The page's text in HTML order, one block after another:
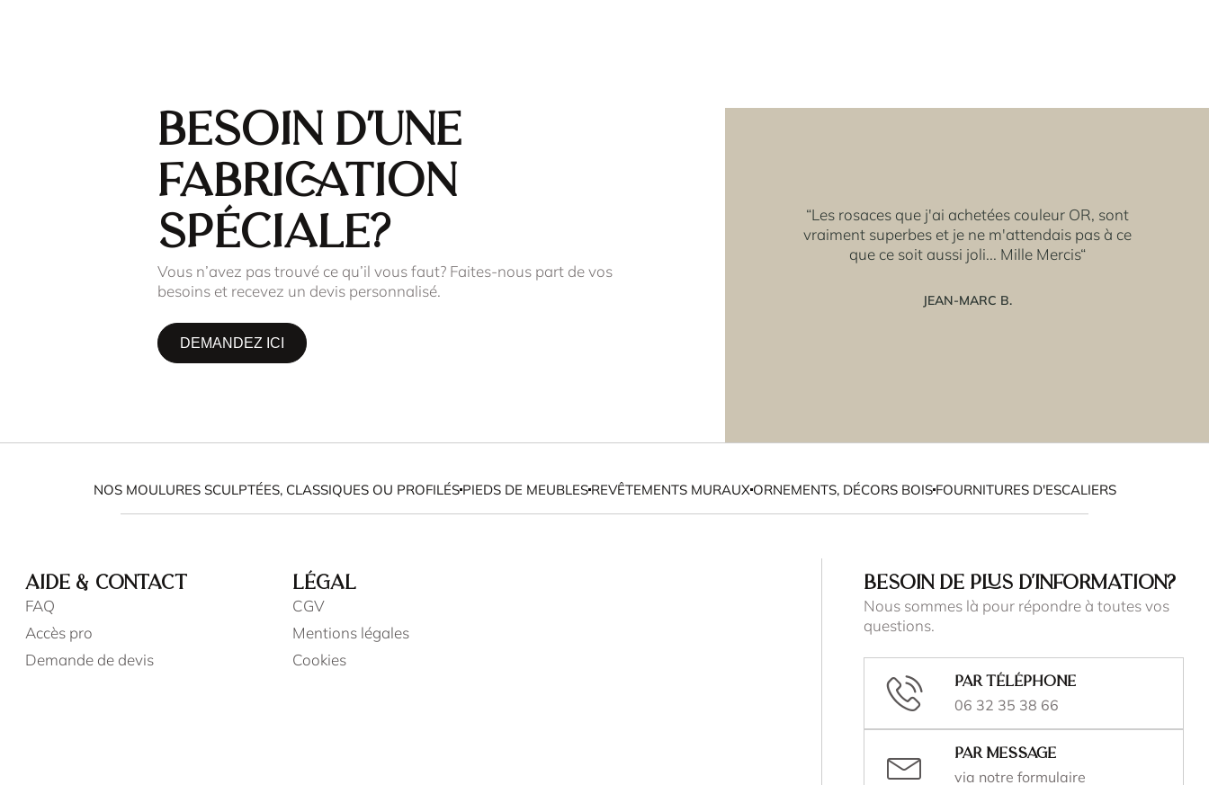
Besoin d'une
fabrication
spéciale?
Vous n’avez pas trouvé ce qu’il vous faut? Faites-nous part de vos
besoins et recevez un devis personnalisé.
DEMANDEZ ICI
“Les rosaces que j'ai achetées couleur OR, sont
vraiment superbes et je ne m'attendais pas à ce
que ce soit aussi joli... Mille Mercis“
JEAN-MARC B.
NOS MOULURES SCULPTÉES, CLASSIQUES OU PROFILÉSPIEDS DE MEUBLESREVÊTEMENTS MURAUXORNEMENTS, DÉCORS BOISFOURNITURES D'ESCALIERS
AIDE & CONTACT
FAQ
Accès pro
Demande de devis
LÉGAL
CGV
Mentions légales
Cookies
BESOIN DE PLUS D'INFORMATION?
Nous sommes là pour répondre à toutes vos
questions.
Par téléphone
06 32 35 38 66
Par message
via notre formulaire